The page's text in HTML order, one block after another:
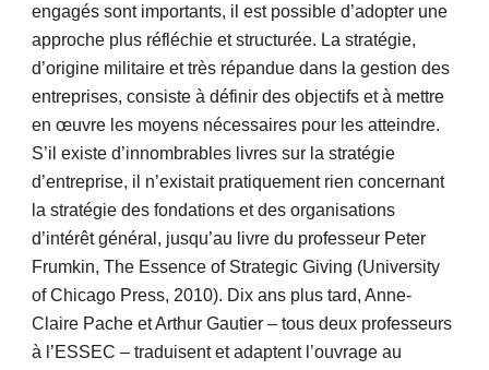
engagés sont importants, il est possible d’adopter une
approche plus réfléchie et structurée. La stratégie,
d’origine militaire et très répandue dans la gestion des
entreprises, consiste à définir des objectifs et à mettre
en œuvre les moyens nécessaires pour les atteindre.
S’il existe d’innombrables livres sur la stratégie
d’entreprise, il n’existait pratiquement rien concernant
la stratégie des fondations et des organisations
d’intérêt général, jusqu’au livre du professeur Peter
Frumkin, The Essence of Strategic Giving (University
of Chicago Press, 2010). Dix ans plus tard, Anne-
Claire Pache et Arthur Gautier – tous deux professeurs
à l’ESSEC – traduisent et adaptent l’ouvrage au